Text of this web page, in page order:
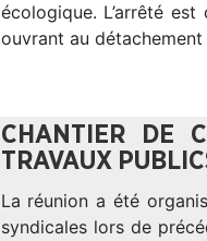
écologique. L’arrêté
ouvrant au détachement
CHANTIER DE
TRAVAUX
La réunion a été
syndicales lors de